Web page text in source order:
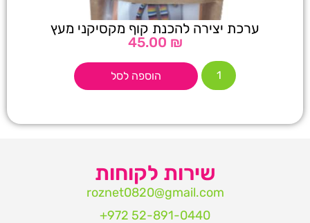
ערכת יצירה להכנת קוף מקסיקני מעץ
45.00 ₪
הוספה לסל
שירות לקוחות
roznet0820@gmail.com‏